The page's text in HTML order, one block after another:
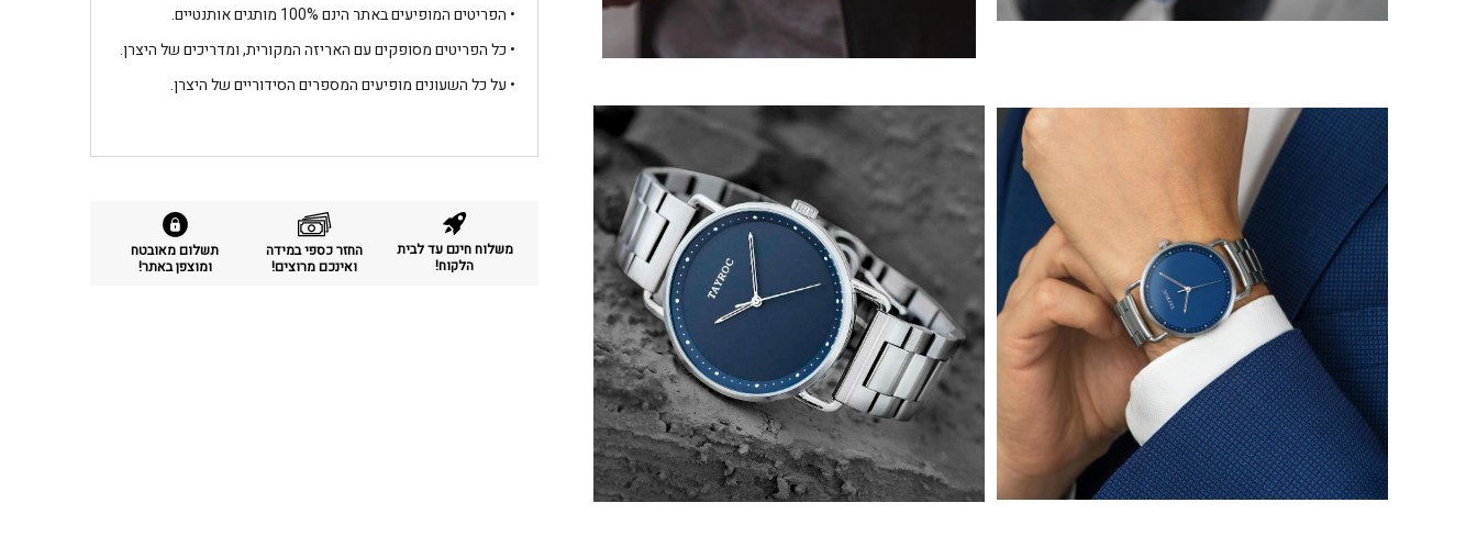
• הפריטים המופיעים באתר הינם 100% מותגים אותנטיים.
• כל הפריטים מסופקים עם האריזה המקורית, ומדריכים של היצרן.
• על כל השעונים מופיעים המספרים הסידוריים של היצרן.
משלוח חינם עד לבית
הלקוח!
החזר כספי במידה
ואינכם מרוצים!
תשלום מאובטח
ומוצפן באתר!